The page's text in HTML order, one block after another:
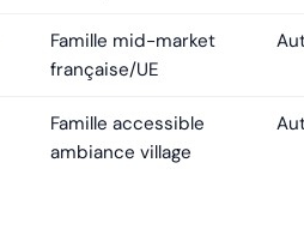
Famille mid-market
française/UE
Famille accessible
ambiance village